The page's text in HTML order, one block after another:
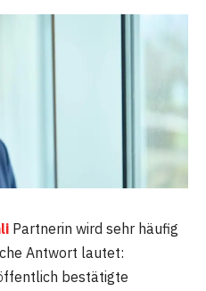
Partnerin wird sehr häufig
Antwort lautet:
bestätigte